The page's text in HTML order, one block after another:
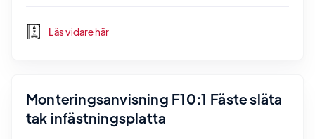
Läs vidare här
Monteringsanvisning F10:1 Fäste släta
tak infästningsplatta